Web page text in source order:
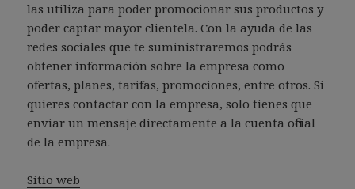
las utiliza para poder promocionar sus productos y
poder captar mayor clientela. Con la ayuda de las
redes sociales que te suministraremos podrás
obtener información sobre la empresa como
ofertas, planes, tarifas, promociones, entre otros. Si
quieres contactar con la empresa, solo tienes que
enviar un mensaje directamente a la cuenta oficial
de la empresa.
Sitio web